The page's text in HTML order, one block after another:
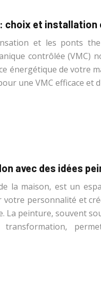
: choix et installation
et les ponts
contrôlée (VMC)
énergétique de votre
une VMC efficace et
avec des idées
la maison, est un
votre personnalité et
La peinture, souvent